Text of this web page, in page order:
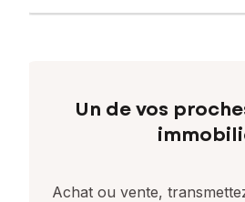
Un de vos
Achat ou vente,